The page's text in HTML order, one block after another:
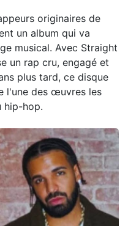
originaires de
un album qui va
musical. Avec Straight
un rap cru, engagé et
plus tard, ce disque
l'une des œuvres les
hip-hop.